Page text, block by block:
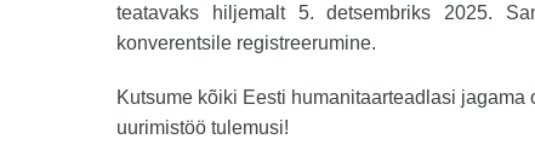
teatavaks hiljemalt 5. detsembriks 2025.
konverentsile registreerumine.
Kutsume kõiki Eesti humanitaarteadlasi jagama
uurimistöö tulemusi!